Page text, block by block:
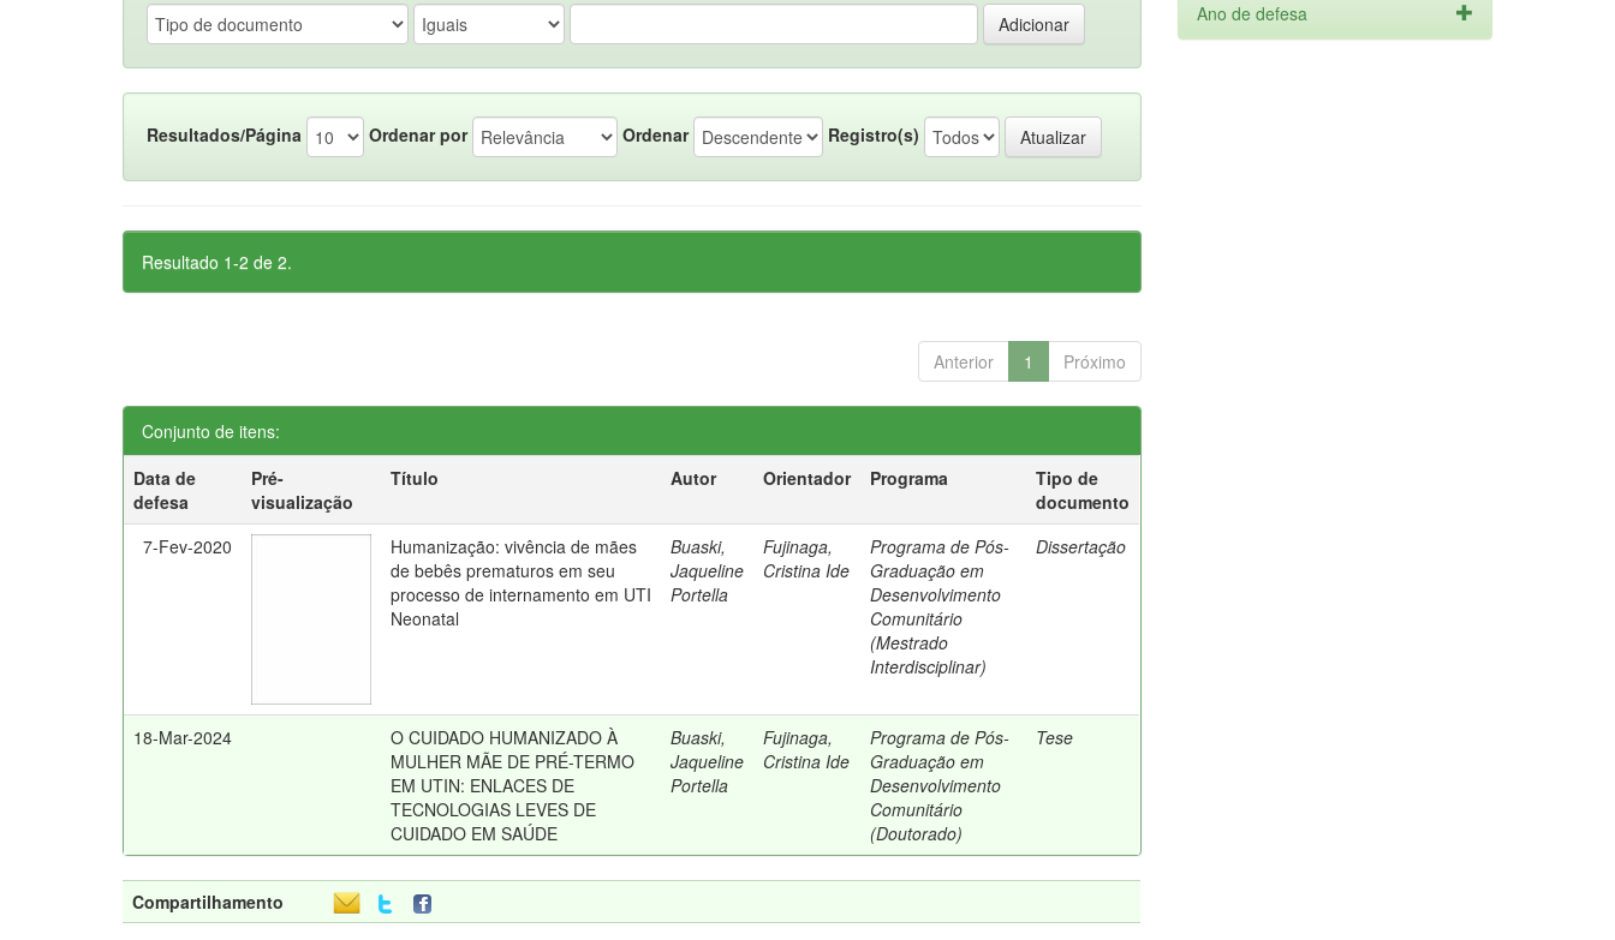
Resultados/Página Ordenar por Ordenar Registro(s)
Resultado 1-2 de 2.
Anterior 1 Próximo
Conjunto de itens:
Data de
defesa
Pré-
visualização
Título Autor Orientador Programa
Tipo de
documento
7-Fev-2020
Humanização: vivência de mães
de bebês prematuros em seu
processo de internamento em UTI
Neonatal
Buaski,
Jaqueline
Portella
Fujinaga,
Cristina Ide
Programa de Pós-
Graduação em
Desenvolvimento
Comunitário
(Mestrado
Interdisciplinar)
Dissertação
18-Mar-2024
O CUIDADO HUMANIZADO À
MULHER MÃE DE PRÉ-TERMO
EM UTIN: ENLACES DE
TECNOLOGIAS LEVES DE
CUIDADO EM SAÚDE
Buaski,
Jaqueline
Portella
Fujinaga,
Cristina Ide
Programa de Pós-
Graduação em
Desenvolvimento
Comunitário
(Doutorado)
Tese
Compartilhamento
Ano de defesa